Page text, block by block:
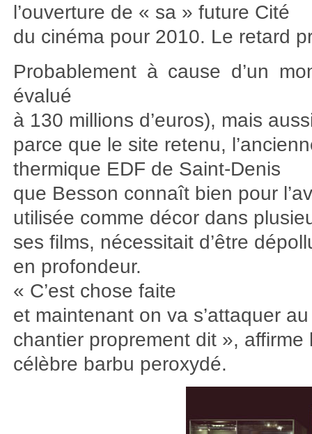
l’ouverture de « sa » future Cité
du cinéma pour 2010. Le retard
Probablement à cause d’un
évalué
à 130 millions d’euros), mais
parce que le site retenu,
thermique EDF de Saint-Denis
que Besson connaît bien pour
utilisée comme décor dans
ses films, nécessitait d’être
en profondeur.
« C’est chose faite
et maintenant on va s’attaquer au
chantier proprement dit », affirme
célèbre barbu peroxydé.